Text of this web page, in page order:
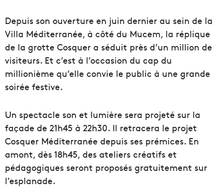
Depuis son ouverture en juin dernier au sein de la
Villa Méditerranée, à côté du Mucem, la réplique
de la grotte Cosquer a séduit près d’un million de
visiteurs. Et c’est à l’occasion du cap du
millionième qu’elle convie le public à une grande
soirée festive.
Un spectacle son et lumière sera projeté sur la
façade de 21h45 à 22h30. Il retracera le projet
Cosquer Méditerranée depuis ses prémices. En
amont, dès 18h45, des ateliers créatifs et
pédagogiques seront proposés gratuitement sur
l’esplanade.